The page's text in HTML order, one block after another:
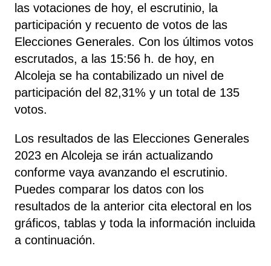
las votaciones de hoy, el escrutinio, la
participación y recuento de votos de las
Elecciones Generales. Con los últimos votos
escrutados, a las 15:56 h. de hoy, en
Alcoleja se ha contabilizado un nivel de
participación del 82,31% y un total de 135
votos.
Los resultados de las Elecciones Generales
2023 en Alcoleja se irán actualizando
conforme vaya avanzando el escrutinio.
Puedes comparar los datos con los
resultados de la anterior cita electoral en los
gráficos, tablas y toda la información incluida
a continuación.